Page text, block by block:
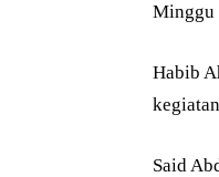
Minggu
Habib
Said